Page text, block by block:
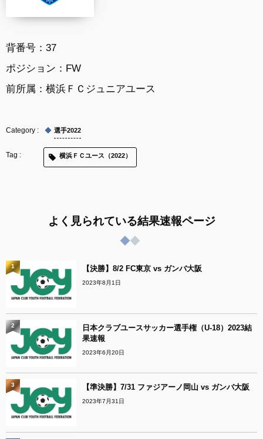
背番号： 37
ポジション： FW
前所属： 横浜ＦＣジュニアユース
選手2022
横浜ＦＣユース（2022）
よく見られている結果速報ページ
【決勝】8/2 FC東京 vs ガンバ大阪
2023年8月1日
1
日本クラブユースサッカー選手権（U-18）2023結
果速報
2023年6月20日
2
【準決勝】7/31 ファジアーノ岡山 vs ガンバ大阪
2023年7月31日
3